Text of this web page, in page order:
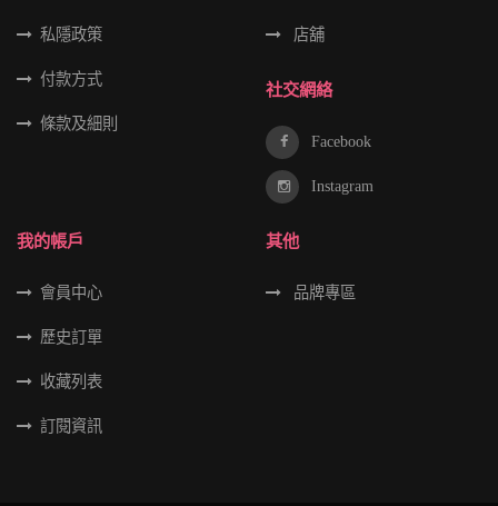
私隱政策
付款方式
條款及細則
店舖
社交網絡
Facebook
Instagram
我的帳戶
會員中心
歷史訂單
收藏列表
訂閱資訊
其他
品牌專區